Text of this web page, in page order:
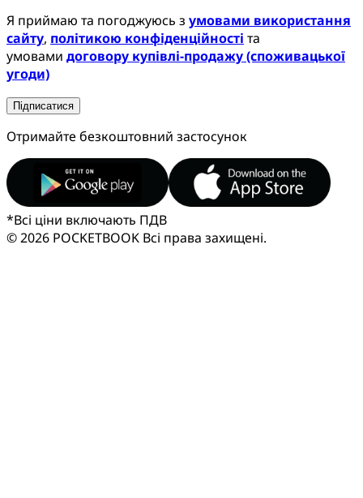
Я приймаю та погоджуюсь з умовами використання
сайту, політикою конфіденційності та
умовами договору купівлі-продажу (споживацької
угоди)
Підписатися
Отримайте безкоштовний застосунок
*Всі ціни включають ПДВ
© 2026 POCKETBOOK Всі права захищені.